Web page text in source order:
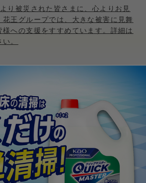
り被災された皆さまに、心よりお見
王グループでは、大きな被害に見舞
への支援をすすめています。詳細は
。